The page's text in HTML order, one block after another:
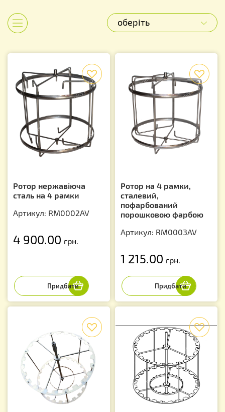
оберіть
Ротор нержавіюча
сталь на 4 рамки
Артикул: RM0002AV
4 900.00 грн.
Ротор на 4 рамки,
сталевий,
пофарбований
порошковою фарбою
Артикул: RM0003AV
1 215.00 грн.